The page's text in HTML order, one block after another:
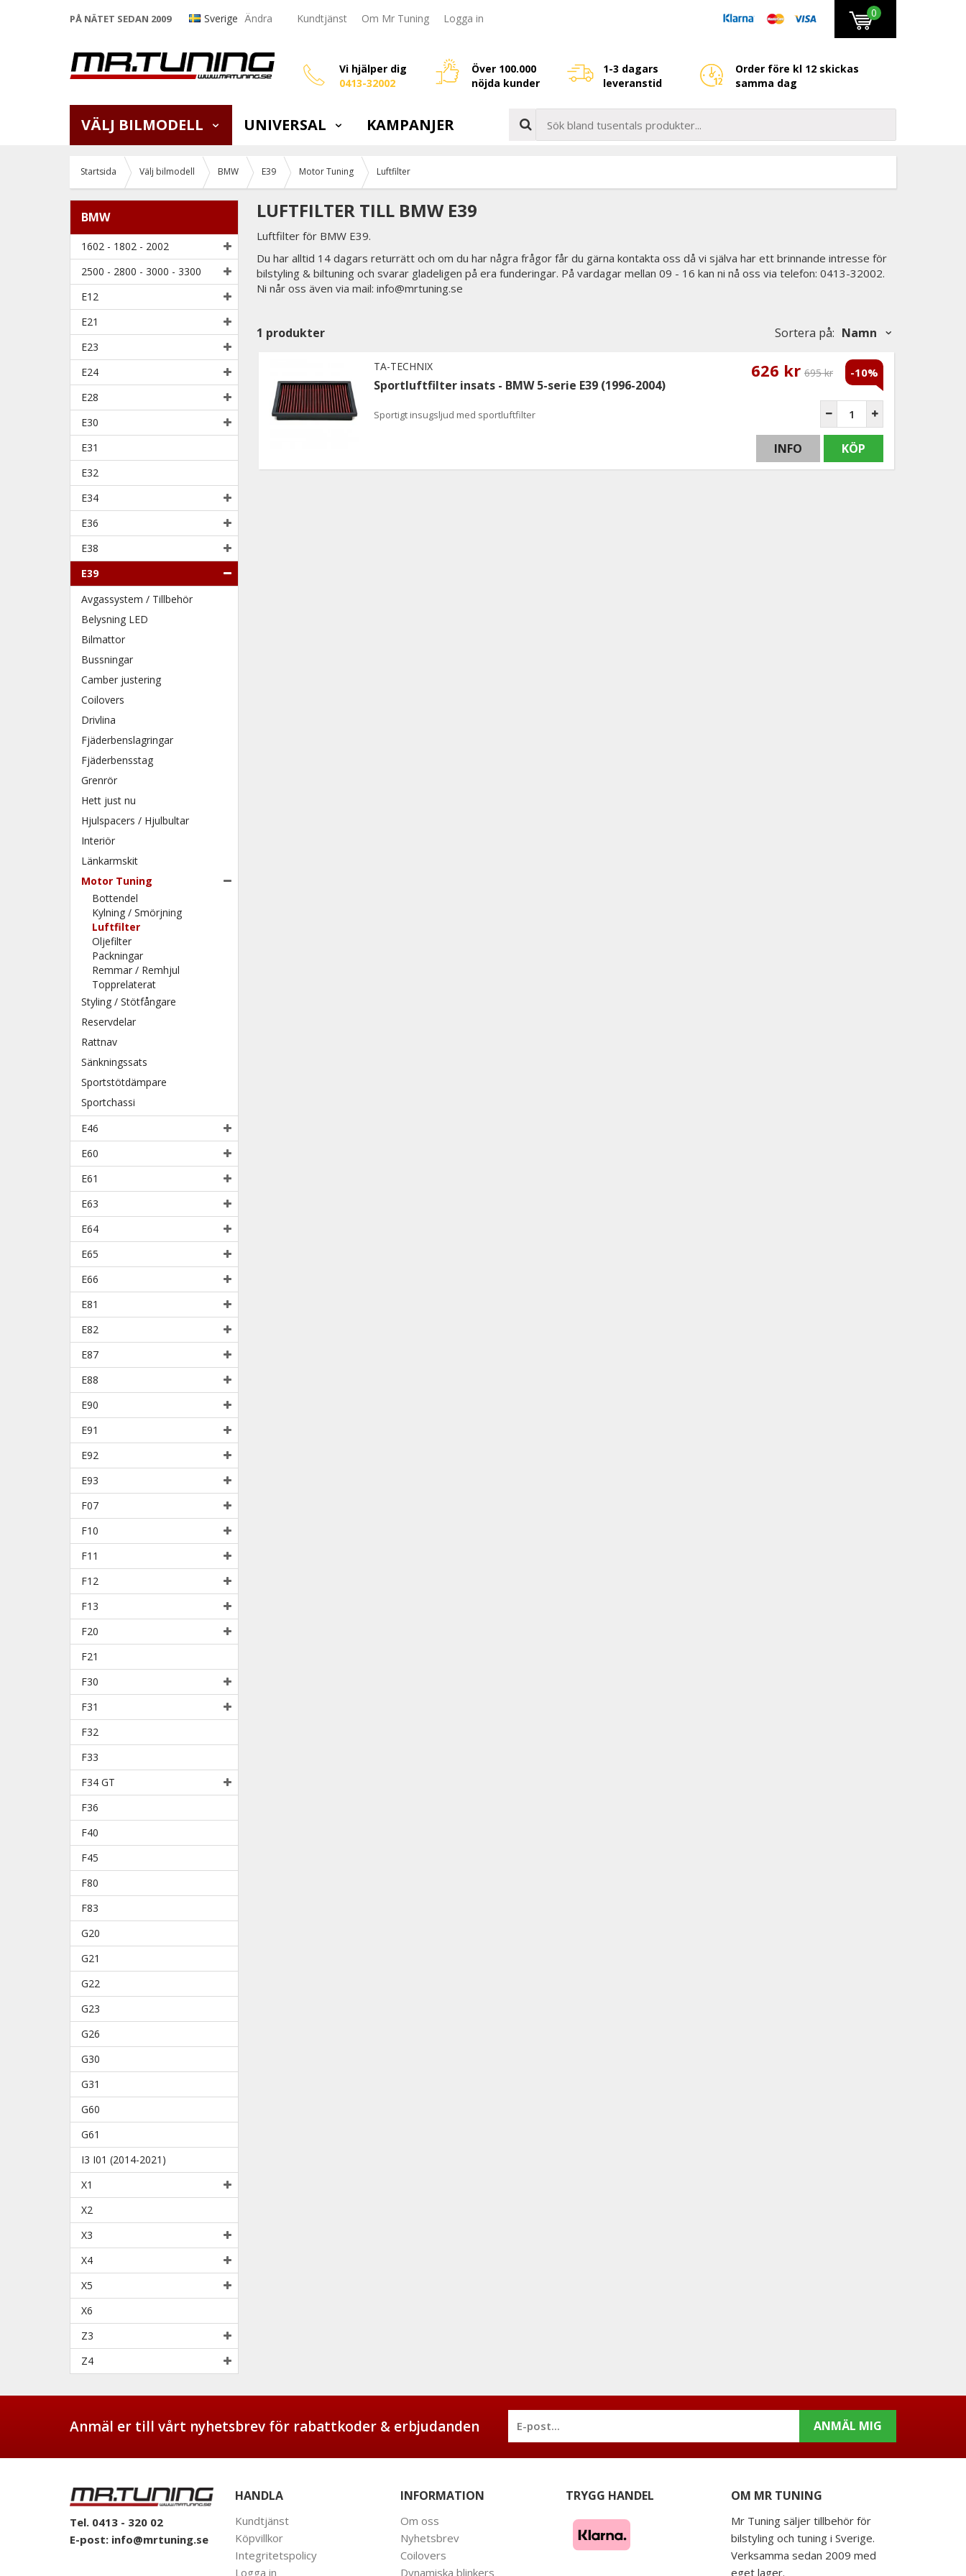
PÅ NÄTET SEDAN 2009 Sverige Ändra Kundtjänst Om Mr Tuning Logga in 0
Vi hjälper dig
0413-32002
Över 100.000
nöjda kunder
1-3 dagars
leveranstid
Order före kl 12 skickas
samma dag
VÄLJ BILMODELL UNIVERSAL KAMPANJER
Startsida Välj bilmodell BMW E39 Motor Tuning Luftfilter
BMW
1602 - 1802 - 2002
2500 - 2800 - 3000 - 3300
E12
E21
E23
E24
E28
E30
E31
E32
E34
E36
E38
E39
Avgassystem / Tillbehör
Belysning LED
Bilmattor
Bussningar
Camber justering
Coilovers
Drivlina
Fjäderbenslagringar
Fjäderbensstag
Grenrör
Hett just nu
Hjulspacers / Hjulbultar
Interiör
Länkarmskit
Motor Tuning
Bottendel
Kylning / Smörjning
Luftfilter
Oljefilter
Packningar
Remmar / Remhjul
Topprelaterat
Styling / Stötfångare
Reservdelar
Rattnav
Sänkningssats
Sportstötdämpare
Sportchassi
E46
E60
E61
E63
E64
E65
E66
E81
E82
E87
E88
E90
E91
E92
E93
F07
F10
F11
F12
F13
F20
F21
F30
F31
F32
F33
F34 GT
F36
F40
F45
F80
F83
G20
G21
G22
G23
G26
G30
G31
G60
G61
I3 I01 (2014-2021)
X1
X2
X3
X4
X5
X6
Z3
Z4
LUFTFILTER TILL BMW E39
Luftfilter för BMW E39.
Du har alltid 14 dagars returrätt och om du har några frågor får du gärna kontakta oss då vi själva har ett brinnande intresse för
bilstyling & biltuning och svarar gladeligen på era funderingar. På vardagar mellan 09 - 16 kan ni nå oss via telefon: 0413-32002.
Ni når oss även via mail: info@mrtuning.se
1 produkter Sortera på: Namn
TA-TECHNIX
Sportluftfilter insats - BMW 5-serie E39 (1996-2004)
Sportigt insugsljud med sportluftfilter
626 kr 695 kr -10%
INFO KÖP
Anmäl er till vårt nyhetsbrev för rabattkoder & erbjudanden ANMÄL MIG
Tel. 0413 - 320 02
E-post: info@mrtuning.se
HANDLA
Kundtjänst
Köpvillkor
Integritetspolicy
Logga in
INFORMATION
Om oss
Nyhetsbrev
Coilovers
Dynamiska blinkers
TRYGG HANDEL OM MR TUNING
Mr Tuning säljer tillbehör för
bilstyling och tuning i Sverige.
Verksamma sedan 2009 med
eget lager.